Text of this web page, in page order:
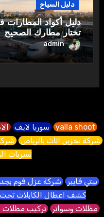
دليل السياح
تختار مطارك الصحيح
admin
yalla shoot سوريا لايف
شركة تخزين اثاث بالرياض
تسربات
بيتي فايبر شركة عزل فوم
كشف اعطال الكابلات
مظلات وسواتر تركيب مظلات